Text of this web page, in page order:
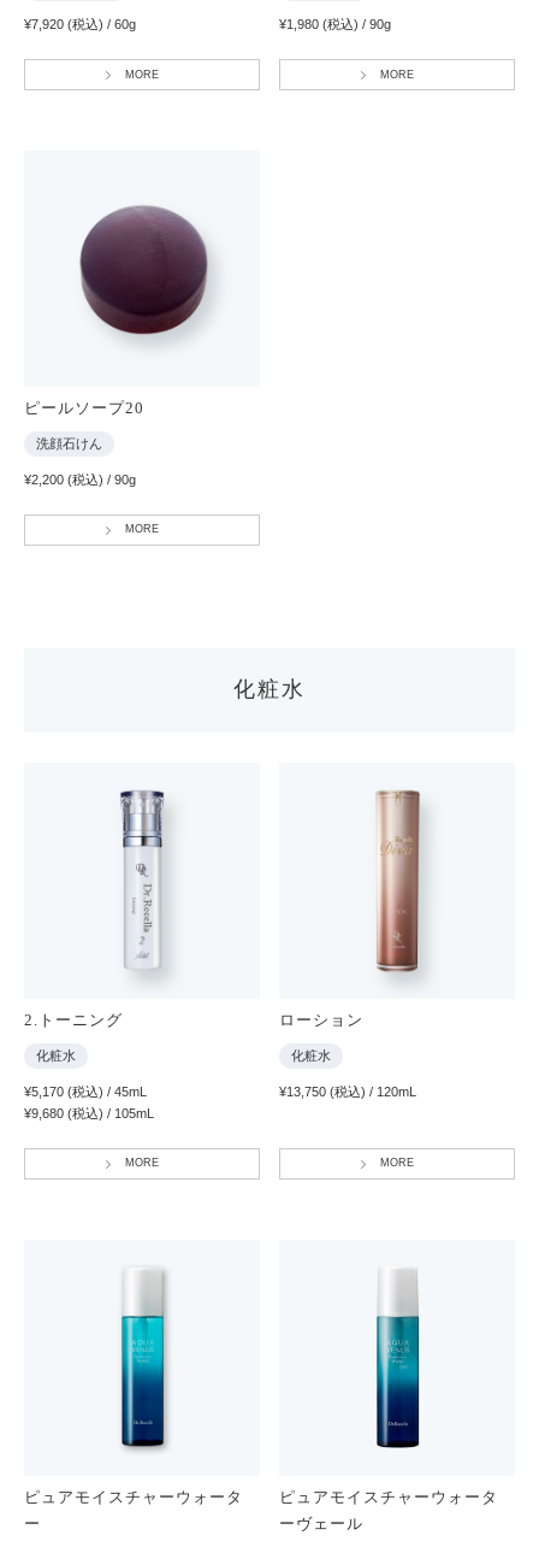
¥7,920 (税込) / 60g
MORE
¥1,980 (税込) / 90g
MORE
ピールソープ20
洗顔石けん
¥2,200 (税込) / 90g
MORE
化粧水
2.トーニング
化粧水
¥5,170 (税込) / 45mL
¥9,680 (税込) / 105mL
MORE
ローション
化粧水
¥13,750 (税込) / 120mL
MORE
ピュアモイスチャーウォータ
ー
ピュアモイスチャーウォータ
ーヴェール